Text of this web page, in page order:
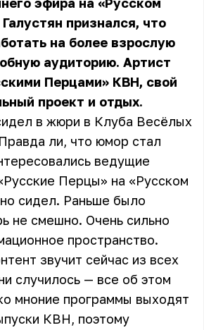
признался, что
на более взрослую
аудиторию. Артист
Перцами» КВН, свой
проект и отдых.
в жюри в Клуба Весёлых
ли, что юмор стал
ведущие
Перцы» на «Русском
сидел. Раньше было
не смешно. Очень сильно
пространство.
звучит сейчас из всех
случилось — все об этом
мноние программы выходят
КВН, поэтому